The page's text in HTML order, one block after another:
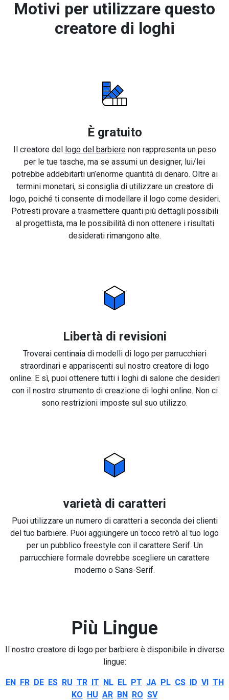
Motivi per utilizzare questo
creatore di loghi
È gratuito
Il creatore del logo del barbierenon rappresenta un peso
per le tue tasche, ma se assumi un designer, lui/lei
potrebbe addebitarti un’enorme quantità di denaro. Oltre ai
termini monetari, si consiglia di utilizzare un creatore di
logo, poiché ti consente di modellare il logo come desideri.
Potresti provare a trasmettere quanti più dettagli possibili
al progettista, ma le possibilità di non ottenere i risultati
desiderati rimangono alte.
Libertà di revisioni
Troverai centinaia di modelli di logo per parrucchieri
straordinari e appariscenti sul nostro creatore di logo
online. E sì, puoi ottenere tutti i loghi di salone che desideri
con il nostro strumento di creazione di loghi online. Non ci
sono restrizioni imposte sul suo utilizzo.
varietà di caratteri
Puoi utilizzare un numero di caratteri a seconda dei clienti
del tuo barbiere. Puoi aggiungere un tocco retrò al tuo logo
per un pubblico freestyle con il carattere Serif. Un
parrucchiere formale dovrebbe scegliere un carattere
moderno o Sans-Serif.
Più Lingue
Il nostro creatore di logo per barbiere è disponibile in diverse
lingue:
EN FR DE ES RU TR IT NL EL PT JA PL CS ID VI TH
KO HU AR BN RO SV